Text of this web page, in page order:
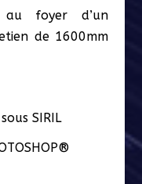
foyer d’un
de 1600mm
SIRIL